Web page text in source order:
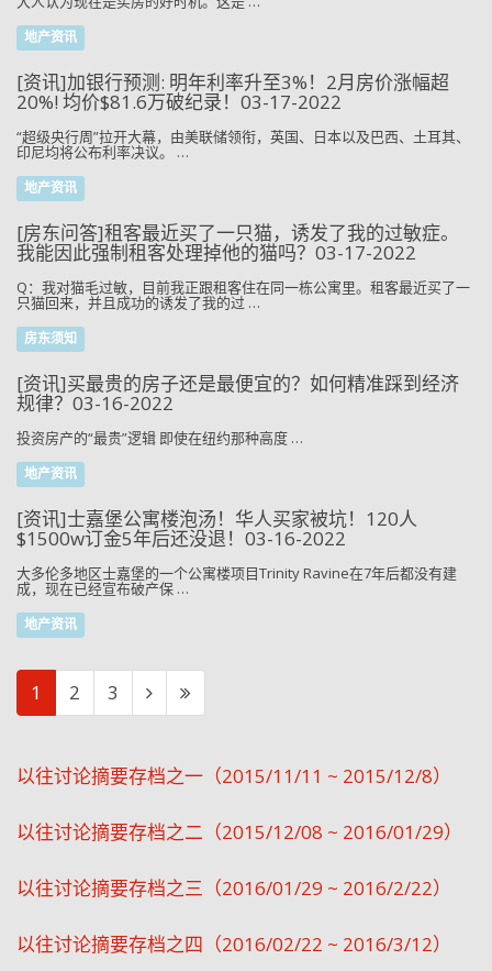
地产资讯
[资讯]加银行预测: 明年利率升至3%！2月房价涨幅超
20%! 均价$81.6万破纪录！03-17-2022
“超级央行周”拉开大幕，由美联储领衔，英国、日本以及巴西、土耳其、
印尼均将公布利率决议。 …
地产资讯
[房东问答]租客最近买了一只猫，诱发了我的过敏症。
我能因此强制租客处理掉他的猫吗？03-17-2022
Q：我对猫毛过敏，目前我正跟租客住在同一栋公寓里。租客最近买了一
只猫回来，并且成功的诱发了我的过 …
房东须知
[资讯]买最贵的房子还是最便宜的？如何精准踩到经济
规律？03-16-2022
投资房产的“最贵”逻辑 即使在纽约那种高度 …
地产资讯
[资讯]士嘉堡公寓楼泡汤！华人买家被坑！120人
$1500w订金5年后还没退！03-16-2022
大多伦多地区士嘉堡的一个公寓楼项目Trinity Ravine在7年后都没有建
成，现在已经宣布破产保 …
地产资讯
1 2 3
以往讨论摘要存档之一（2015/11/11 ~ 2015/12/8）
以往讨论摘要存档之二（2015/12/08 ~ 2016/01/29）
以往讨论摘要存档之三（2016/01/29 ~ 2016/2/22）
以往讨论摘要存档之四（2016/02/22 ~ 2016/3/12）